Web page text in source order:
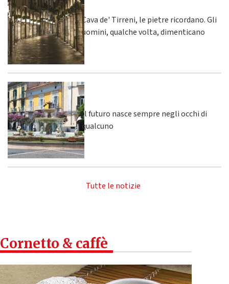
Cava de' Tirreni, le pietre ricordano. Gli
uomini, qualche volta, dimenticano
Il futuro nasce sempre negli occhi di
qualcuno
Tutte le notizie
Cornetto & caffè